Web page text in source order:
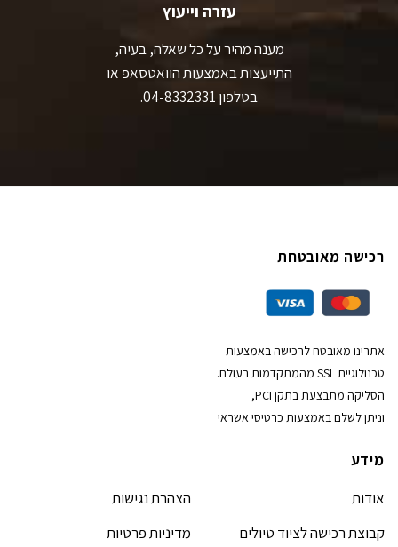
עזרה וייעוץ
מענה מהיר על כל שאלה, בעיה,
התייעצות באמצעות הוואטסאפ או
בטלפון 04-8332331.
רכישה מאובטחת
אתרינו מאובטח לרכישה באמצעות
טכנולוגיית SSL מהמתקדמות בעולם.
הסליקה מתבצעת בתקן PCI,
וניתן לשלם באמצעות כרטיסי אשראי
מידע
אודות
קבוצת רכישה לציוד טיולים
הצהרת נגישות
מדיניות פרטיות